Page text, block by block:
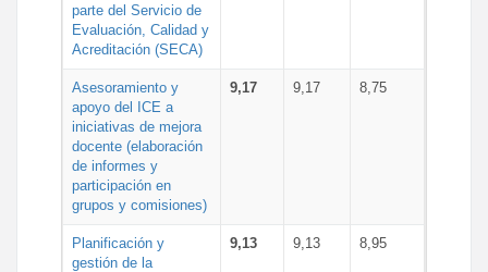
parte del Servicio de
Evaluación, Calidad y
Acreditación (SECA)
Asesoramiento y
apoyo del ICE a
iniciativas de mejora
docente (elaboración
de informes y
participación en
grupos y comisiones)
9,17 9,17 8,75
Planificación y
gestión de la
9,13 9,13 8,95